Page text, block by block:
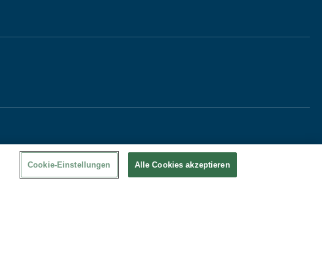
Cookie-Einstellungen Alle Cookies akzeptieren